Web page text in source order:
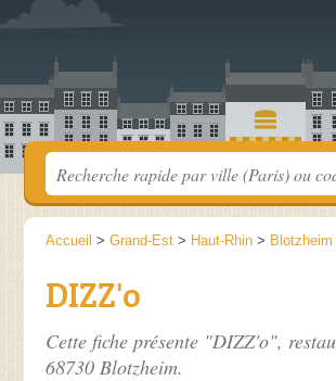
Accueil > Grand-Est > Haut-Rhin > Blotzheim
DIZZ'o
Cette fiche présente "DIZZ'o",
68730 Blotzheim.